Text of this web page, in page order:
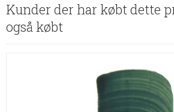
Kunder der har købt dette
også købt